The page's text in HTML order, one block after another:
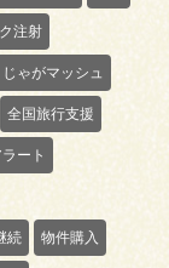
注射
じゃがマッシュ
全国旅行支援
ラート
続 物件購入